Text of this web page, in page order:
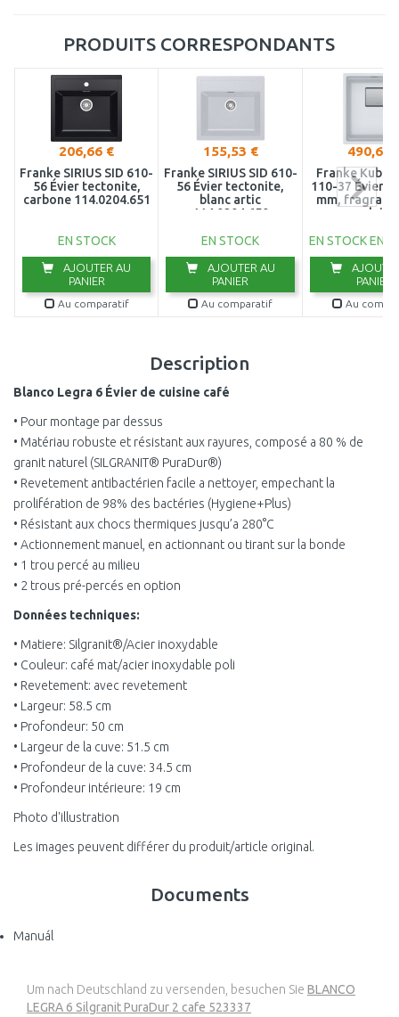
PRODUITS CORRESPONDANTS
206,66 €
Franke SIRIUS SID 610-
56 Évier tectonite,
carbone 114.0204.651
EN STOCK
AJOUTER AU
PANIER
Au comparatif
155,53 €
Franke SIRIUS SID 610-
56 Évier tectonite,
blanc artic
114.0204.650
EN STOCK
AJOUTER AU
PANIER
Au comparatif
490,62
Franke Kubus
110-37 Évier,
mm, fragranit
polaire
EN STOCK EN
PANIER
Au
Description
Blanco Legra 6 Évier de cuisine café
• Pour montage par dessus
• Matériau robuste et résistant aux rayures, composé a 80 % de
granit naturel (SILGRANIT® PuraDur®)
• Revetement antibactérien facile a nettoyer, empechant la
prolifération de 98% des bactéries (Hygiene+Plus)
• Résistant aux chocs thermiques jusqu’a 280°C
• Actionnement manuel, en actionnant ou tirant sur la bonde
• 1 trou percé au milieu
• 2 trous pré-percés en option
Données techniques:
• Matiere: Silgranit®/Acier inoxydable
• Couleur: café mat/acier inoxydable poli
• Revetement: avec revetement
• Largeur: 58.5 cm
• Profondeur: 50 cm
• Largeur de la cuve: 51.5 cm
• Profondeur de la cuve: 34.5 cm
• Profondeur intérieure: 19 cm
Photo d'illustration
Les images peuvent différer du produit/article original.
Documents
Manuál
Um nach Deutschland zu versenden, besuchen Sie BLANCO
LEGRA 6 Silgranit PuraDur 2 cafe 523337